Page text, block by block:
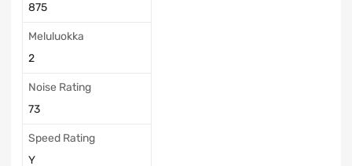
875
Meluluokka
2
Noise Rating
73
Speed Rating
Y